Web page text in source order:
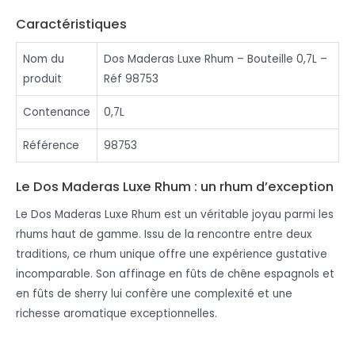
Caractéristiques
Nom du
produit
Dos Maderas Luxe Rhum – Bouteille 0,7L –
Réf 98753
Contenance 0,7L
Référence 98753
Le Dos Maderas Luxe Rhum : un rhum d’exception
Le Dos Maderas Luxe Rhum est un véritable joyau parmi les
rhums haut de gamme. Issu de la rencontre entre deux
traditions, ce rhum unique offre une expérience gustative
incomparable. Son affinage en fûts de chêne espagnols et
en fûts de sherry lui confère une complexité et une
richesse aromatique exceptionnelles.